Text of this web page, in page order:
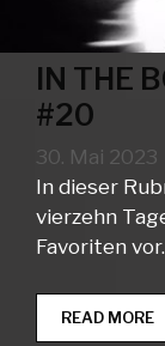
IN THE
#20
30. Mai 2023
In dieser
vierzehn
Favoriten
READ MOREIN